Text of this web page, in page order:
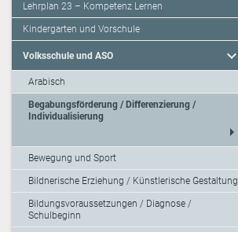
Lehrplan 23 – Kompetenz Lernen
Kindergarten und Vorschule
Volksschule und ASO expand_more
Arabisch
Begabungsförderung / Differenzierung /
Individualisierung
arrow_right
Bewegung und Sport
Bildnerische Erziehung / Künstlerische Gestaltung
Bildungsvoraussetzungen / Diagnose /
Schulbeginn